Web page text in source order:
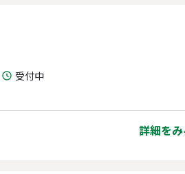
受付中
詳細をみ